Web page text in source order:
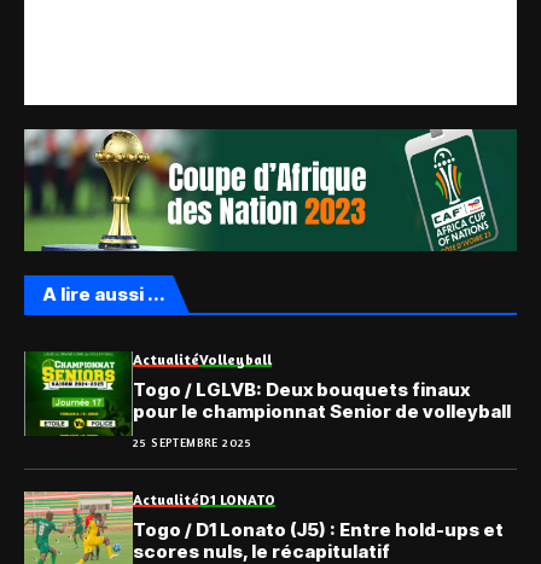
A lire aussi ...
ActualitéVolleyball
Togo / LGLVB: Deux bouquets finaux
pour le championnat Senior de volleyball
25 SEPTEMBRE 2025
ActualitéD1 LONATO
Togo / D1 Lonato (J5) : Entre hold-ups et
scores nuls, le récapitulatif